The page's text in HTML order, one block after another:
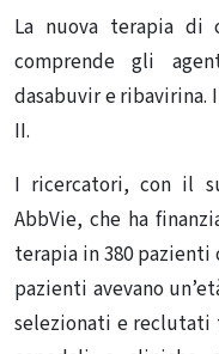
La nuova terapia di
comprende gli
dasabuvir e ribavirina.
II.
I ricercatori, con il
AbbVie, che ha
terapia in 380 pazienti
pazienti avevano
selezionati e reclutati